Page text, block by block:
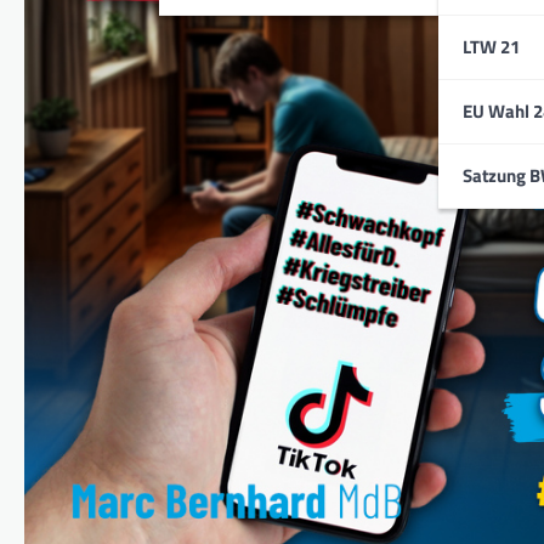
LTW 21
EU Wahl
Satzung